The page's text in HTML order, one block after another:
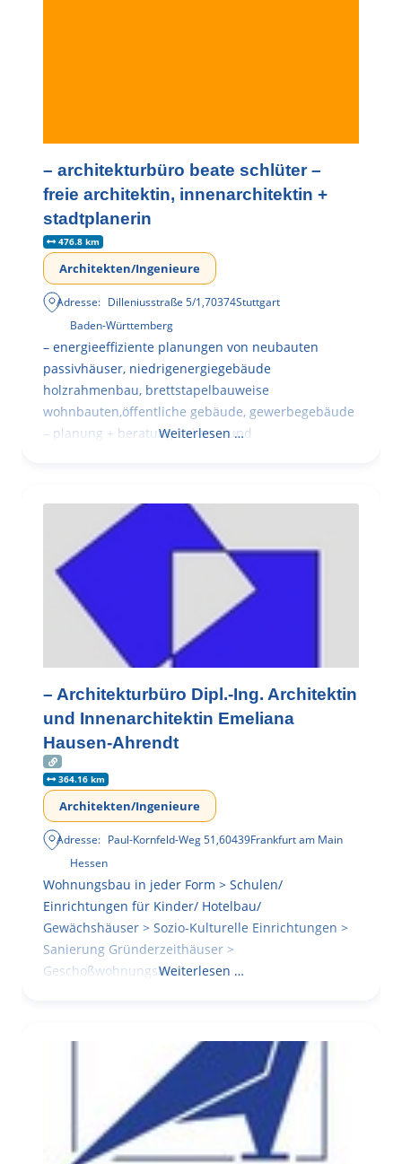
– architekturbüro beate schlüter –
freie architektin, innenarchitektin +
stadtplanerin
476.8 km
Architekten/Ingenieure
Adresse: Dilleniusstraße 5/1,70374Stuttgart
Baden-Württemberg
– energieeffiziente planungen von neubauten
passivhäuser, niedrigenergiegebäude
holzrahmenbau, brettstapelbauweise
wohnbauten,öffentliche gebäude, gewerbegebäude
– planung + beratung bei an – und
Weiterlesen …
– Architekturbüro Dipl.-Ing. Architektin
und Innenarchitektin Emeliana
Hausen-Ahrendt
364.16 km
Architekten/Ingenieure
Adresse: Paul-Kornfeld-Weg 51,60439Frankfurt am Main
Hessen
Wohnungsbau in jeder Form > Schulen/
Einrichtungen für Kinder/ Hotelbau/
Gewächshäuser > Sozio-Kulturelle Einrichtungen >
Sanierung Gründerzeithäuser >
GeschoßwohnungsbauWeiterlesen …